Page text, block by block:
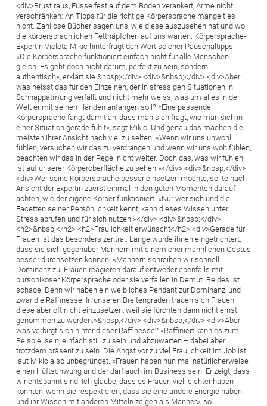
<div>Brust raus, Füsse fest auf dem Boden verankert, Arme nicht
verschränken: An Tipps für die richtige Körpersprache mangelt es
nicht. Zahllose Bücher sagen uns, wie diese auszusehen hat und wo
die körpersprachlichen Fettnäpfchen auf uns warten. Körpersprache-
Expertin Violeta Mikic hinterfragt den Wert solcher Pauschaltipps.
«Die Körpersprache funktioniert einfach nicht für alle Menschen
gleich. Es geht doch nicht darum, perfekt zu sein, sondern
authentisch», erklärt sie.&nbsp;</div> <div>&nbsp;</div> <div>Aber
was heisst das für den Einzelnen, der in stressigen Situationen in
Schnappatmung verfällt und nicht mehr weiss, was um alles in der
Welt er mit seinen Händen anfangen soll? «Eine passende
Körpersprache fängt damit an, dass man sich fragt, wie man sich in
einer Situation gerade fühlt», sagt Mikic. Und genau das machen die
meisten ihrer Ansicht nach viel zu selten: «Wenn wir uns unwohl
fühlen, versuchen wir das zu verdrängen und wenn wir uns wohlfühlen,
beachten wir das in der Regel nicht weiter. Doch das, was wir fühlen,
ist auf unserer Körperoberfläche zu sehen.»</div> <div>&nbsp;</div>
<div>Wer seine Körpersprache besser einsetzen möchte, sollte nach
Ansicht der Expertin zuerst einmal in den guten Momenten darauf
achten, wie der eigene Körper funktioniert. «Nur wer sich und die
Facetten seiner Persönlichkeit kennt, kann dieses Wissen unter
Stress abrufen und für sich nutzen.»</div> <div>&nbsp;</div>
<h2>&nbsp;</h2> <h2>Fraulichkeit erwünscht</h2> <div>Gerade für
Frauen ist das besonders zentral. Lange wurde ihnen eingetrichtert,
dass sie sich gegenüber Männern mit einem eher männlichen Gestus
besser durchsetzen können. «Männern schreiben wir schnell
Dominanz zu. Frauen reagieren darauf entweder ebenfalls mit
burschikoser Körpersprache oder sie verfallen in Demut. Beides ist
schade. Denn wir haben ein weibliches Pendant zur Dominanz, und
zwar die Raffinesse. In unseren Breitengraden trauen sich Frauen
diese aber oft nicht einzusetzen, weil sie fürchten dann nicht ernst
genommen zu werden.»&nbsp;</div> <div>&nbsp;</div> <div>Aber
was verbirgt sich hinter dieser Raffinesse? «Raffiniert kann es zum
Beispiel sein, einfach still zu sein und abzuwarten – dabei aber
trotzdem präsent zu sein. Die Angst vor zu viel Fraulichkeit im Job ist
laut Mikic also unbegründet. «Frauen haben nun mal natürlicherweise
einen Hüftschwung und der darf auch im Business sein. Er zeigt, dass
wir entspannt sind. Ich glaube, dass es Frauen viel leichter haben
könnten, wenn sie respektieren, dass sie eine andere Energie haben
und ihr Wissen mit anderen Mitteln zeigen als Männer», so